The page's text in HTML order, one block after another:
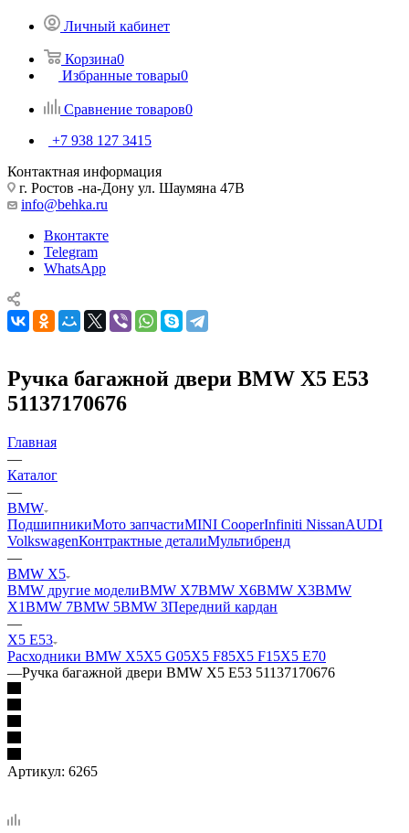
Личный кабинет
Корзина0
Избранные товары0
Сравнение товаров0
+7 938 127 3415
Контактная информация
г. Ростов -на-Дону ул. Шаумяна 47В
info@behka.ru
Вконтакте
Telegram
WhatsApp
Ручка багажной двери BMW X5 E53
51137170676
Главная
—
Каталог
—
BMW
ПодшипникиМото запчастиMINI CooperInfiniti NissanAUDI
VolkswagenКонтрактные деталиМультибренд
—
BMW X5
BMW другие моделиBMW X7BMW X6BMW X3BMW
X1BMW 7BMW 5BMW 3Передний кардан
—
X5 E53
Расходники BMW X5X5 G05X5 F85X5 F15X5 E70
—Ручка багажной двери BMW X5 E53 51137170676
Артикул: 6265